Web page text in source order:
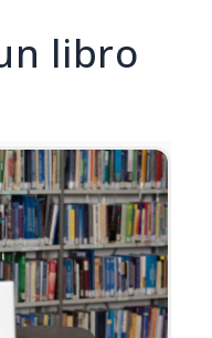
libro